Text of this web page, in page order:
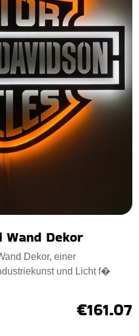
Wand Dekor
Dekor, einer
und Licht f�
€161.07